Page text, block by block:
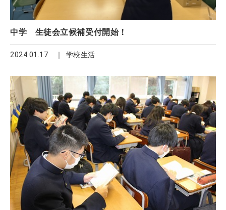
中学 生徒会立候補受付開始！
2024.01.17 学校生活